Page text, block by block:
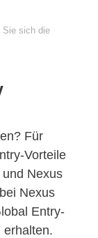
Sie sich die
Für
Vorteile
Nexus
Nexus
Entry-
erhalten.